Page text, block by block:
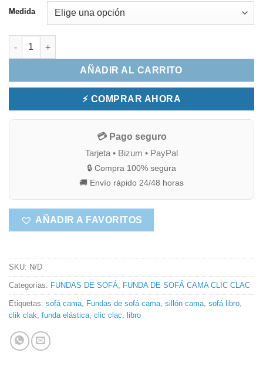
Medida
FUNDA DE SOFA CAMA CLIC CLAC -LIBRO cantidad
AÑADIR AL CARRITO
⚡ COMPRAR AHORA
💳 Pago seguro
Tarjeta • Bizum • PayPal
🔒 Compra 100% segura
🚚 Envío rápido 24/48 horas
AÑADIR A FAVORITOS
SKU: N/D
Categorías: FUNDAS DE SOFÁ FUNDA DE SOFÁ CAMA CLIC CLAC
Etiquetas: sofá cama Fundas de sofá cama sillón cama sofá libro
clik clak funda elástica clic clac libro